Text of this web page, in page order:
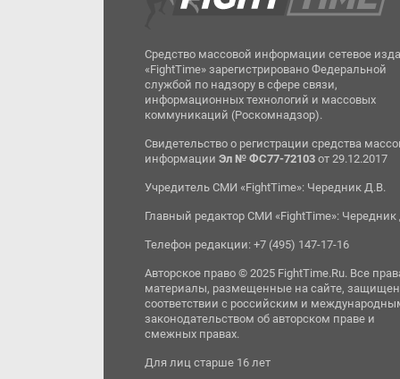
Средство массовой информации сетевое
«FightTime» зарегистрировано Федеральной
службой по надзору в сфере связи,
информационных технологий и массовых
коммуникаций (Роскомнадзор).
Свидетельство о регистрации средства
информацииЭл № ФС77-72103 от 29.12.2017
Учредитель СМИ «FightTime»: Чередник Д.В.
Главный редактор СМИ «FightTime»: Чередник
Телефон редакции: +7 (495) 147-17-16
Авторское право © 2025 FightTime.Ru. Все
материалы, размещенные на сайте,
соответствии с российским и
законодательством об авторском праве и
смежных правах.
Для лиц старше 16 лет